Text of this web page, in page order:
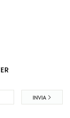
INVIA